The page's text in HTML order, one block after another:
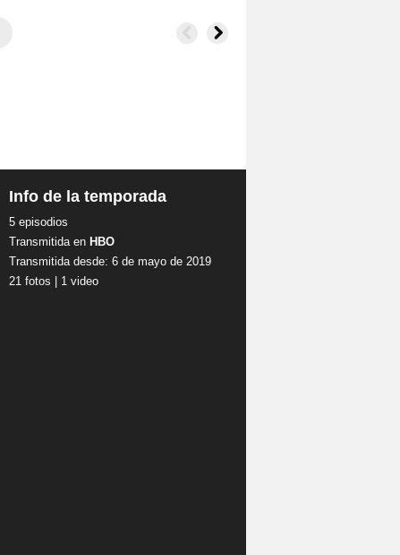
Info de la temporada
5 episodios
Transmitida enHBO
Transmitida desde: 6 de mayo de 2019
21 fotos
1 video